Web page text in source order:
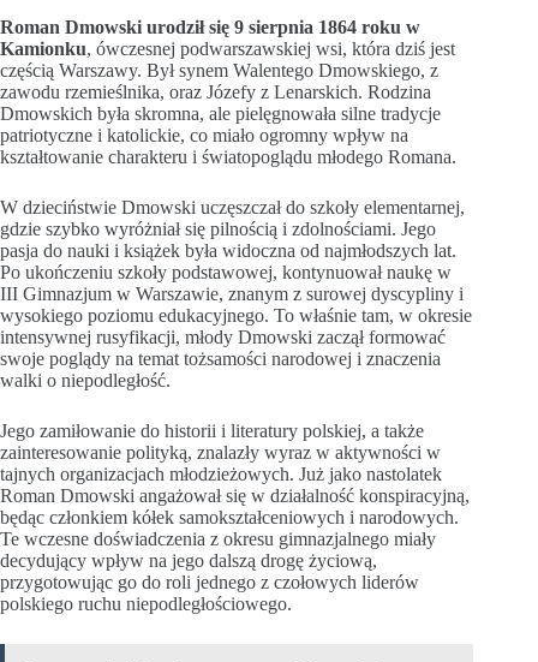
Roman Dmowski urodził się 9 sierpnia 1864 roku w
Kamionku, ówczesnej podwarszawskiej wsi, która dziś jest
częścią Warszawy. Był synem Walentego Dmowskiego, z
zawodu rzemieślnika, oraz Józefy z Lenarskich. Rodzina
Dmowskich była skromna, ale pielęgnowała silne tradycje
patriotyczne i katolickie, co miało ogromny wpływ na
kształtowanie charakteru i światopoglądu młodego Romana.
W dzieciństwie Dmowski uczęszczał do szkoły elementarnej,
gdzie szybko wyróżniał się pilnością i zdolnościami. Jego
pasja do nauki i książek była widoczna od najmłodszych lat.
Po ukończeniu szkoły podstawowej, kontynuował naukę w
III Gimnazjum w Warszawie, znanym z surowej dyscypliny i
wysokiego poziomu edukacyjnego. To właśnie tam, w okresie
intensywnej rusyfikacji, młody Dmowski zaczął formować
swoje poglądy na temat tożsamości narodowej i znaczenia
walki o niepodległość.
Jego zamiłowanie do historii i literatury polskiej, a także
zainteresowanie polityką, znalazły wyraz w aktywności w
tajnych organizacjach młodzieżowych. Już jako nastolatek
Roman Dmowski angażował się w działalność konspiracyjną,
będąc członkiem kółek samokształceniowych i narodowych.
Te wczesne doświadczenia z okresu gimnazjalnego miały
decydujący wpływ na jego dalszą drogę życiową,
przygotowując go do roli jednego z czołowych liderów
polskiego ruchu niepodległościowego.